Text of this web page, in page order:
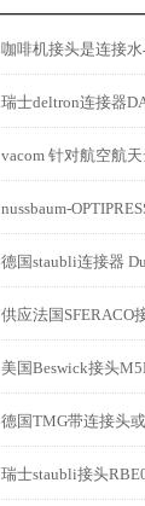
咖啡机接头是连接水
瑞士deltron连接器
vacom 针对航空航
nussbaum-
德国staubli连接器
供应法国SFERACO
美国Beswick接头
德国TMG带连接头
瑞士staubli接头